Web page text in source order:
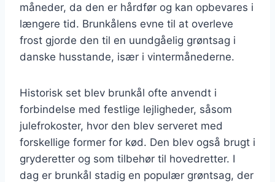
måneder, da den er hårdfør og kan opbevares i
længere tid. Brunkålens evne til at overleve
frost gjorde den til en uundgåelig grøntsag i
danske husstande, især i vintermånederne.
Historisk set blev brunkål ofte anvendt i
forbindelse med festlige lejligheder, såsom
julefrokoster, hvor den blev serveret med
forskellige former for kød. Den blev også brugt i
gryderetter og som tilbehør til hovedretter. I
dag er brunkål stadig en populær grøntsag, der